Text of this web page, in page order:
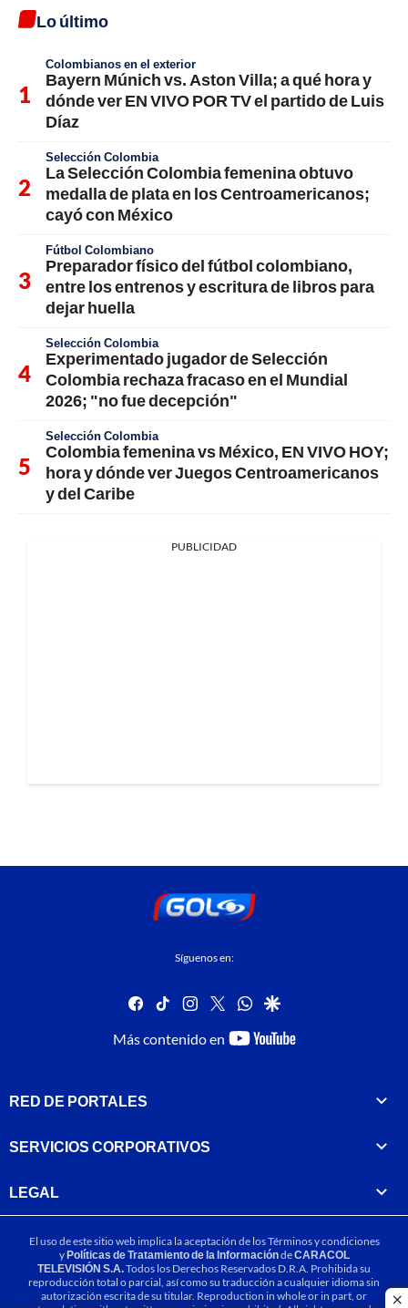
Lo último
Colombianos en el exterior
Bayern Múnich vs. Aston Villa; a qué hora y
dónde ver EN VIVO POR TV el partido de Luis
Díaz
Selección Colombia
La Selección Colombia femenina obtuvo
medalla de plata en los Centroamericanos;
cayó con México
Fútbol Colombiano
Preparador físico del fútbol colombiano,
entre los entrenos y escritura de libros para
dejar huella
Selección Colombia
Experimentado jugador de Selección
Colombia rechaza fracaso en el Mundial
2026; "no fue decepción"
Selección Colombia
Colombia femenina vs México, EN VIVO HOY;
hora y dónde ver Juegos Centroamericanos
y del Caribe
PUBLICIDAD
Síguenos en:
facebook
tiktok instagram
twitterwhatsapp
google
Más contenido en
youtube-
RED DE PORTALES
SERVICIOS CORPORATIVOS
LEGAL
El uso de este sitio web implica la aceptación de losTérminos y condiciones
yPolíticas de Tratamiento de la InformacióndeCARACOL
TELEVISIÓN S.A.Todos los Derechos Reservados D.R.A. Prohibida su
reproducción total o parcial, así como su traducción a cualquier idioma sin
autorización escrita de su titular. Reproduction in whole or in part, or